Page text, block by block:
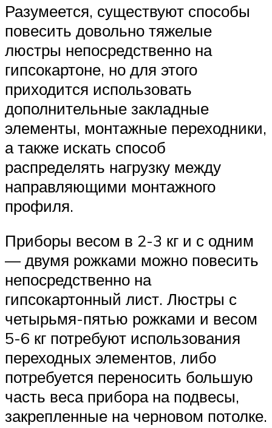
Разумеется, существуют способы
повесить довольно тяжелые
люстры непосредственно на
гипсокартоне, но для этого
приходится использовать
дополнительные закладные
элементы, монтажные переходники,
а также искать способ
распределять нагрузку между
направляющими монтажного
профиля.
Приборы весом в 2-3 кг и с одним
— двумя рожками можно повесить
непосредственно на
гипсокартонный лист. Люстры с
четырьмя-пятью рожками и весом
5-6 кг потребуют использования
переходных элементов, либо
потребуется переносить большую
часть веса прибора на подвесы,
закрепленные на черновом потолке.